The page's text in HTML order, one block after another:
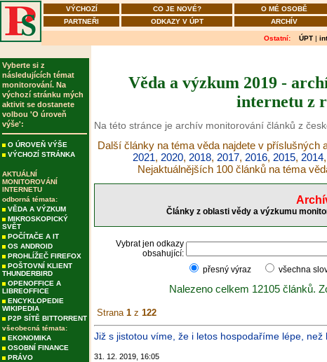
VÝCHOZÍ CO JE NOVÉ? O MÉ OSOBĚ
PARTNEŘI
ODKAZY V ÚPT ARCHÍV
Ostatní: ÚPT |
Vyberte si z
následujících témat
monitorování. Na
výchozí stránku mých
aktivit se dostanete
volbou 'O úroveň
výše':
O ÚROVEŇ VÝŠE
VÝCHOZÍ STRÁNKA
AKTUÁLNÍ
MONITOROVÁNÍ
INTERNETU
odborná témata:
VĚDA A VÝZKUM
MIKROSKOPICKÝ
SVĚT
POČÍTAČE A IT
OS ANDROID
PROHLÍŽEČ FIREFOX
POŠTOVNÍ KLIENT
THUNDERBIRD
OPENOFFICE A
LIBREOFFICE
ENCYKLOPEDIE
WIKIPEDIA
P2P SÍTĚ BITTORRENT
všeobecná témata:
EKONOMIKA
OSOBNÍ FINANCE
PRÁVO
Věda a výzkum 2019 -
internetu z
Na této stránce je archív monitorování článků z
Další články na téma věda najdete v příslušných
2021, 2020, 2018, 2017, 2016, 2015, 2014,
Nejaktuálnějších 100 článků na téma
Články z oblasti vědy a výzkumu
Vybrat jen odkazy
obsahující:
přesný výraz
všechna
Nalezeno celkem 12105 článků.
Strana 1 z 122
Již s jistotou víme, že i letos hospodaříme lépe,
31. 12. 2019, 16:05